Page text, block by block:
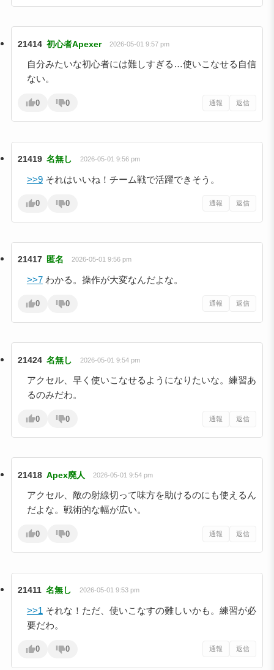
21414 初心者Apexer 2026-05-01 9:57 pm
自分みたいな初心者には難しすぎる…使いこなせる自信
ない。
0 0 通報 返信
21419 名無し 2026-05-01 9:56 pm
>>9それはいいね！チーム戦で活躍できそう。
0 0 通報 返信
21417 匿名 2026-05-01 9:56 pm
>>7わかる。操作が大変なんだよな。
0 0 通報 返信
21424 名無し 2026-05-01 9:54 pm
アクセル、早く使いこなせるようになりたいな。練習あ
るのみだわ。
0 0 通報 返信
21418 Apex廃人 2026-05-01 9:54 pm
アクセル、敵の射線切って味方を助けるのにも使えるん
だよな。戦術的な幅が広い。
0 0 通報 返信
21411 名無し 2026-05-01 9:53 pm
>>1 それな！ただ、使いこなすの難しいかも。練習が必
要だわ。
0 0 通報 返信